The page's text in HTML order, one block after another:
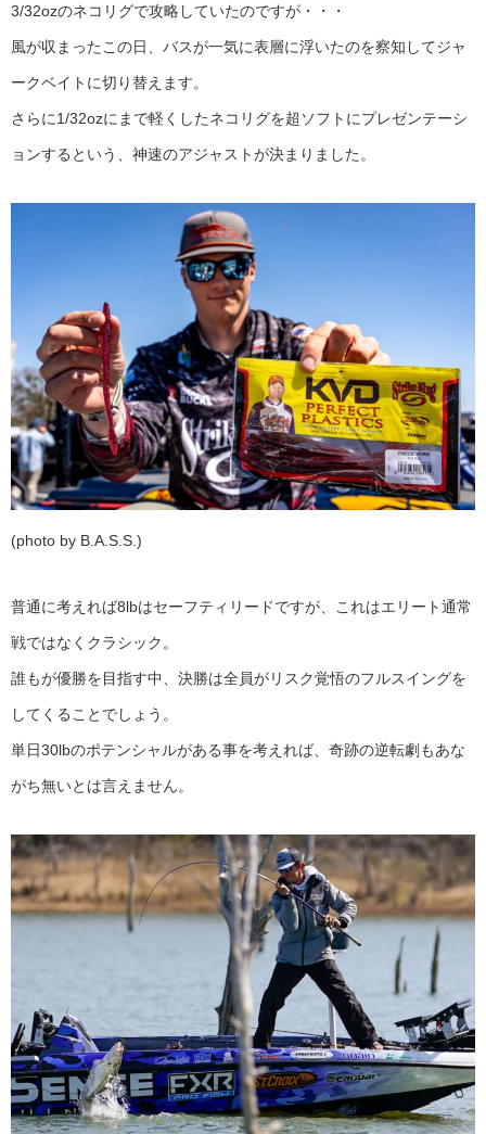
3/32ozのネコリグで攻略していたのですが・・・
風が収まったこの日、バスが一気に表層に浮いたのを察知してジャ
ークベイトに切り替えます。
さらに1/32ozにまで軽くしたネコリグを超ソフトにプレゼンテーシ
ョンするという、神速のアジャストが決まりました。
(photo by B.A.S.S.)
普通に考えれば8lbはセーフティリードですが、これはエリート通常
戦ではなくクラシック。
誰もが優勝を目指す中、決勝は全員がリスク覚悟のフルスイングを
してくることでしょう。
単日30lbのポテンシャルがある事を考えれば、奇跡の逆転劇もあな
がち無いとは言えません。